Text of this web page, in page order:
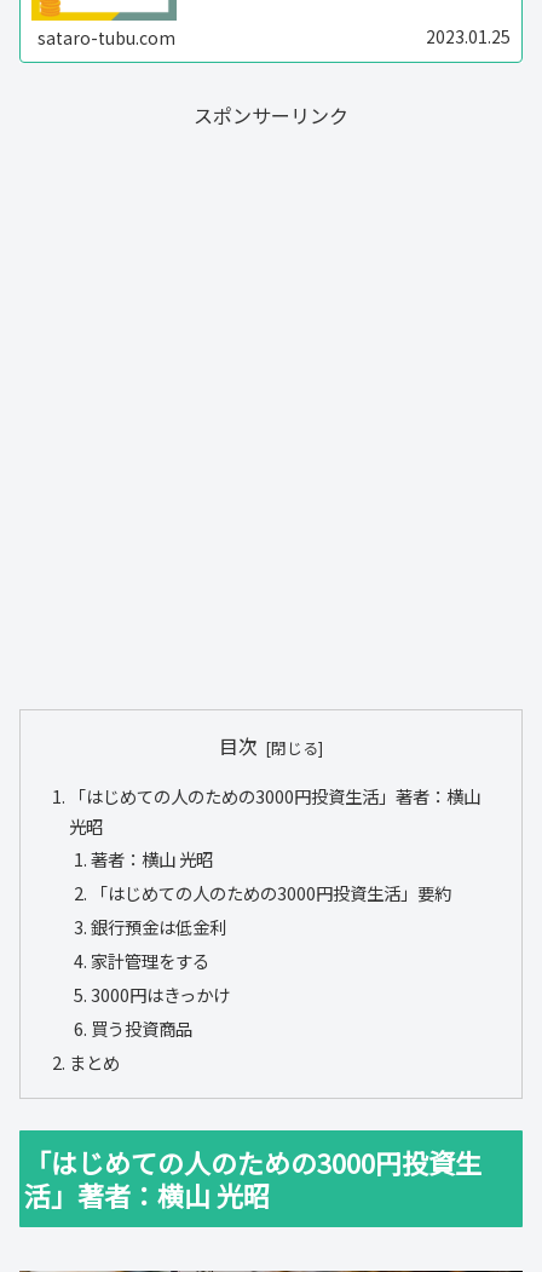
sataro-tubu.com 2023.01.25
スポンサーリンク
目次
「はじめての人のための3000円投資生活」著者：横山
光昭
著者：横山 光昭
「はじめての人のための3000円投資生活」要約
銀行預金は低金利
家計管理をする
3000円はきっかけ
買う投資商品
まとめ
「はじめての人のための3000円投資生
活」著者：横山 光昭